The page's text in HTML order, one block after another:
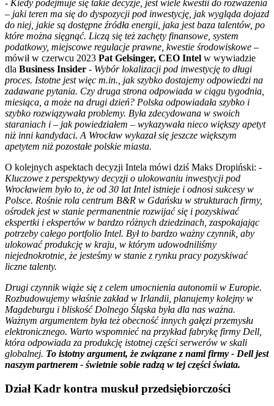
- Kiedy podejmuje się takie decyzje, jest wiele kwestii do rozważenia
– jaki teren ma się do dyspozycji pod inwestycję, jak wygląda dojazd
do niej, jakie są dostępne źródła energii, jaka jest baza talentów, po
które można sięgnąć. Liczą się też zachęty finansowe, system
podatkowy, miejscowe regulacje prawne, kwestie środowiskowe –
mówił w czerwcu 2023 Pat Gelsinger, CEO Intel w wywiadzie
dla Business Insider - Wybór lokalizacji pod inwestycję to długi
proces. Istotne jest więc m.in., jak szybko dostajemy odpowiedzi na
zadawane pytania. Czy druga strona odpowiada w ciągu tygodnia,
miesiąca, a może na drugi dzień? Polska odpowiadała szybko i
szybko rozwiązywała problemy. Była zdecydowana w swoich
staraniach i – jak powiedziałem – wykazywała nieco większy apetyt
niż inni kandydaci. A Wrocław wykazał się jeszcze większym
apetytem niż pozostałe polskie miasta.
O kolejnych aspektach decyzji Intela mówi dziś Maks Dropiński: -
Kluczowe z perspektywy decyzji o ulokowaniu inwestycji pod
Wrocławiem było to, że od 30 lat Intel istnieje i odnosi sukcesy w
Polsce. Rośnie rola centrum B&R w Gdańsku w strukturach firmy,
ośrodek jest w stanie permanentnie rozwijać się i pozyskiwać
ekspertki i ekspertów w bardzo różnych dziedzinach, zaspokajając
potrzeby całego portfolio Intel. Był to bardzo ważny czynnik, aby
ulokować produkcję w kraju, w którym udowodniliśmy
niejednokrotnie, że jesteśmy w stanie z rynku pracy pozyskiwać
liczne talenty.
Drugi czynnik wiąże się z celem umocnienia autonomii w Europie.
Rozbudowujemy właśnie zakład w Irlandii, planujemy kolejny w
Magdeburgu i bliskość Dolnego Śląska była dla nas ważna.
Ważnym argumentem była też obecność innych gałęzi przemysłu
elektronicznego. Warto wspomnieć na przykład fabrykę firmy Dell,
która odpowiada za produkcję istotnej części serwerów w skali
globalnej. To istotny argument, że związane z nami firmy - Dell jest
naszym partnerem - świetnie sobie radzą w tej części świata.
Dział Kadr kontra muskuł przedsiębiorczości